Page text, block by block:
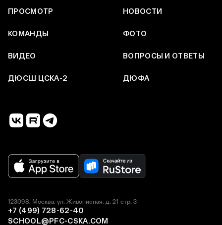
ПРОСМОТР НОВОСТИ
КОМАНДЫ ФОТО
ВИДЕО ВОПРОСЫ И ОТВЕТЫ
ДЮСШ ЦСКА-2 ДЮФА
123098, Москва, ул. Живописная, д. 21 стр. 3
+7 (499) 728-62-40
SCHOOL@PFC-CSKA.COM